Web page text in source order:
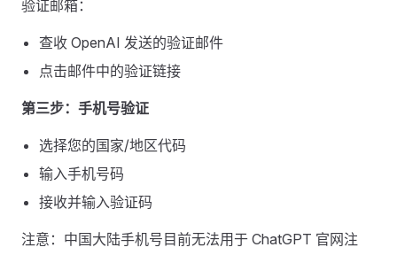
验证邮箱：
查收 OpenAI 发送的验证邮件
点击邮件中的验证链接
第三步：手机号验证
选择您的国家/地区代码
输入手机号码
接收并输入验证码
注意：中国大陆手机号目前无法用于 ChatGPT 官网注